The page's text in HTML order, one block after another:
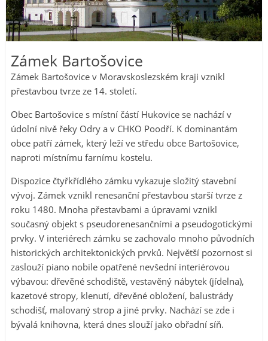
Zámek Bartošovice
Zámek Bartošovice v Moravskoslezském kraji vznikl
přestavbou tvrze ze 14. století.
Obec Bartošovice s místní částí Hukovice se nachází v
údolní nivě řeky Odry a v CHKO Poodří. K dominantám
obce patří zámek, který leží ve středu obce Bartošovice,
naproti místnímu farnímu kostelu.
Dispozice čtyřkřídlého zámku vykazuje složitý stavební
vývoj. Zámek vznikl renesanční přestavbou starší tvrze z
roku 1480. Mnoha přestavbami a úpravami vznikl
současný objekt s pseudorenesančními a pseudogotickými
prvky. V interiérech zámku se zachovalo mnoho původních
historických architektonických prvků. Největší pozornost si
zaslouží piano nobile opatřené nevšední interiérovou
výbavou: dřevěné schodiště, vestavěný nábytek (jídelna),
kazetové stropy, klenutí, dřevěné obložení, balustrády
schodišť, malovaný strop a jiné prvky. Nachází se zde i
bývalá knihovna, která dnes slouží jako obřadní síň.